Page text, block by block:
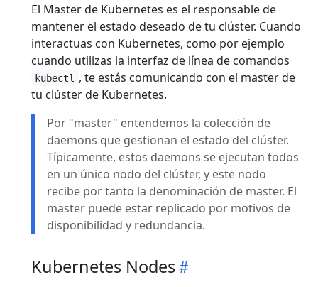
El Master de Kubernetes es el responsable de
mantener el estado deseado de tu clúster. Cuando
interactuas con Kubernetes, como por ejemplo
cuando utilizas la interfaz de línea de comandos
kubectl
, te estás comunicando con el master de
tu clúster de Kubernetes.
Por "master" entendemos la colección de
daemons que gestionan el estado del clúster.
Típicamente, estos daemons se ejecutan todos
en un único nodo del clúster, y este nodo
recibe por tanto la denominación de master. El
master puede estar replicado por motivos de
disponibilidad y redundancia.
Kubernetes Nodes